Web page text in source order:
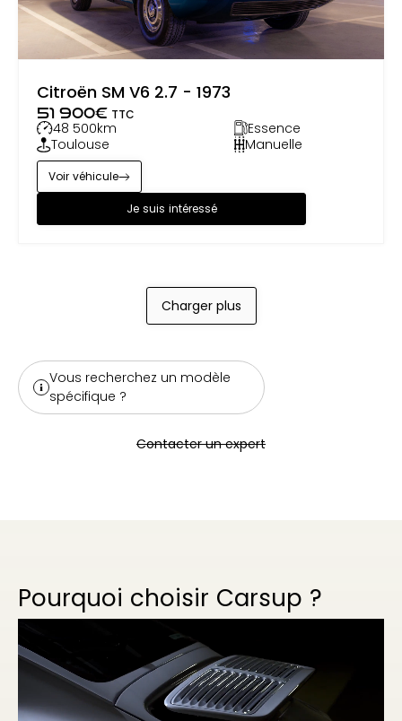
Citroën SM V6 2.7 - 1973
51 900€ TTC
48 500km
Essence
Toulouse
Manuelle
Je suis intéressé
Voir véhicule
Charger plus
Vous recherchez un modèle
spécifique ?
Contacter un expert
Pourquoi choisir Carsup ?